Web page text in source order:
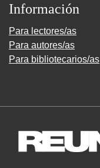
Información
Para lectores/as
Para autores/as
Para bibliotecarios/as